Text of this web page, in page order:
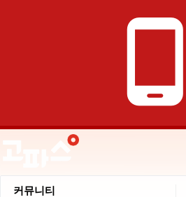
phone_android
커뮤니티